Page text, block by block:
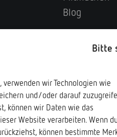
Bitte
wir Technologien wie
und/oder darauf
können wir Daten wie das
Website verarbeiten. Wenn
können bestimmte
Blog
Frogs & Friends